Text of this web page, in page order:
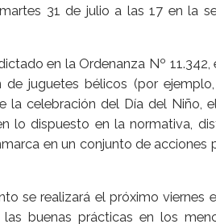
31 de julio a las 17 en la
en la Ordenanza Nº
juguetes bélicos (por
la celebración del Día del Niño,
lo dispuesto en la normativa,
en un conjunto de acciones
se realizará el próximo viernes
las buenas prácticas en los